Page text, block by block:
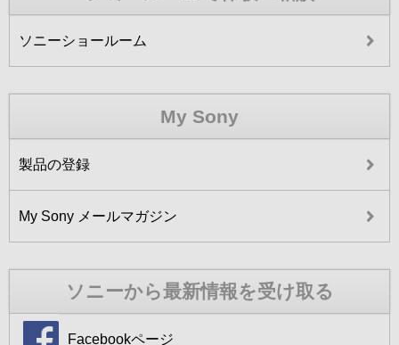
ソニーショールーム
My Sony
製品の登録
My Sony メールマガジン
ソニーから最新情報を受け取る
Facebookページ